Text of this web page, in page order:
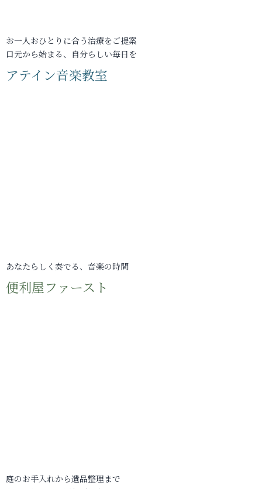
お一人おひとりに合う治療をご提案
口元から始まる、自分らしい毎日を
アテイン音楽教室
あなたらしく奏でる、音楽の時間
便利屋ファースト
庭のお手入れから遺品整理まで